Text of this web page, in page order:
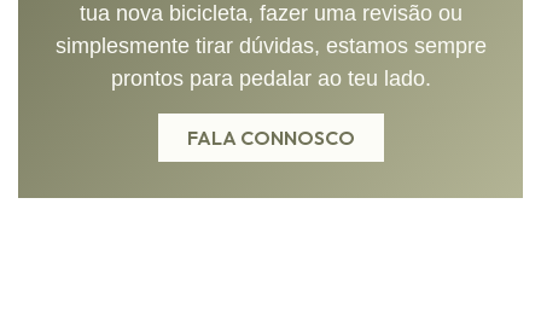
tua nova bicicleta, fazer uma revisão ou
simplesmente tirar dúvidas, estamos sempre
prontos para pedalar ao teu lado.
FALA CONNOSCO